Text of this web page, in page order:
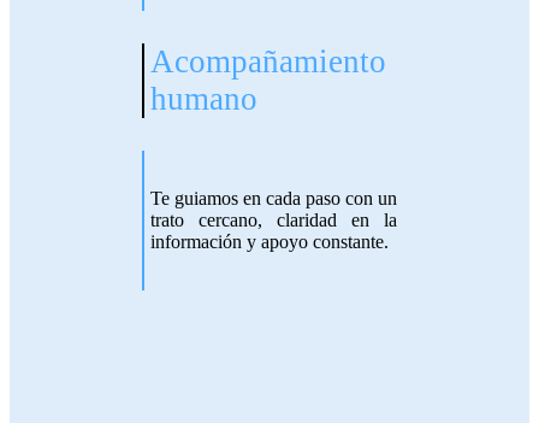
Acompañamiento
humano
Te guiamos en cada paso con un
trato cercano, claridad en la
información y apoyo constante.